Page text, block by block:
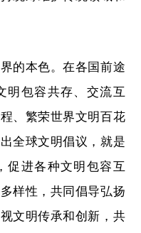
本色。在各国前途
明包容共存、交流互
、繁荣世界文明百花
全球文明倡议，就是
促进各种文明包容互
样性，共同倡导弘扬
文明传承和创新，共